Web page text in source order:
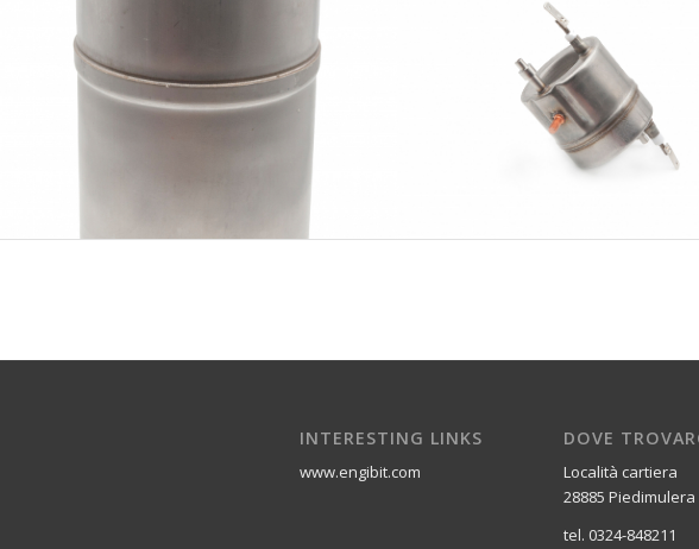
APL065 APL035
INTERESTING LINKS
www.engibit.com
DOVE
Località cartiera
28885 Piedimulera
tel. 0324-848211